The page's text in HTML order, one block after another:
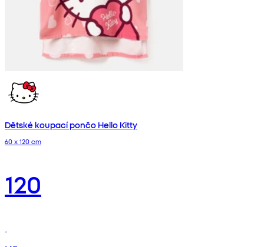
Dětské koupací pončo Hello Kitty
60 x 120 cm
120